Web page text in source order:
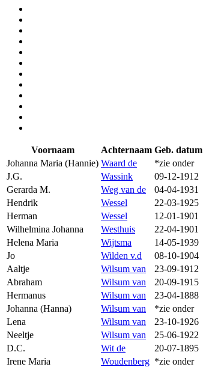
Voornaam Achternaam Geb. datum
Johanna Maria (Hannie) Waard de *zie onder
J.G.
Wassink 09-12-1912
Gerarda M.
Weg van de 04-04-1931
Hendrik
Wessel 22-03-1925
Herman
Wessel 12-01-1901
Wilhelmina Johanna
Westhuis 22-04-1901
Helena Maria
Wijtsma 14-05-1939
Jo
Wilden v.d 08-10-1904
Aaltje
Wilsum van 23-09-1912
Abraham
Wilsum van 20-09-1915
Hermanus
Wilsum van 23-04-1888
Johanna (Hanna)
Wilsum van *zie onder
Lena
Wilsum van 23-10-1926
Neeltje
Wilsum van 25-06-1922
D.C.
Wit de 20-07-1895
Irene Maria
Woudenberg *zie onder